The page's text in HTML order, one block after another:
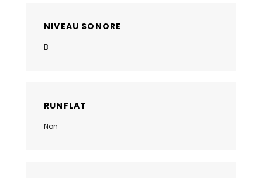
NIVEAU SONORE
B
RUNFLAT
Non